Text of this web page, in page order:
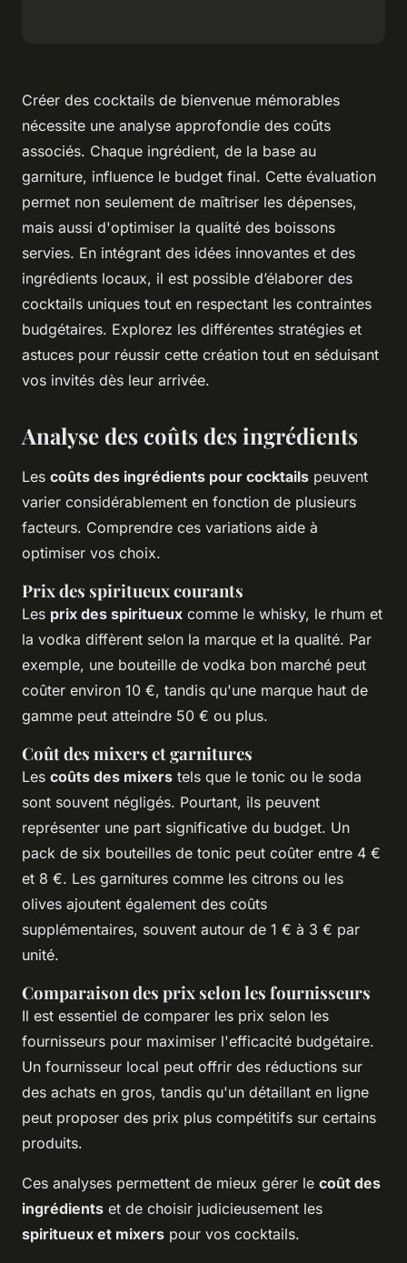
Créer des cocktails de bienvenue mémorables
nécessite une analyse approfondie des coûts
associés. Chaque ingrédient, de la base au
garniture, influence le budget final. Cette évaluation
permet non seulement de maîtriser les dépenses,
mais aussi d'optimiser la qualité des boissons
servies. En intégrant des idées innovantes et des
ingrédients locaux, il est possible d’élaborer des
cocktails uniques tout en respectant les contraintes
budgétaires. Explorez les différentes stratégies et
astuces pour réussir cette création tout en séduisant
vos invités dès leur arrivée.
Analyse des coûts des ingrédients
Les coûts des ingrédients pour cocktails peuvent
varier considérablement en fonction de plusieurs
facteurs. Comprendre ces variations aide à
optimiser vos choix.
Prix des spiritueux courants
Les prix des spiritueux comme le whisky, le rhum et
la vodka diffèrent selon la marque et la qualité. Par
exemple, une bouteille de vodka bon marché peut
coûter environ 10 €, tandis qu'une marque haut de
gamme peut atteindre 50 € ou plus.
Coût des mixers et garnitures
Les coûts des mixers tels que le tonic ou le soda
sont souvent négligés. Pourtant, ils peuvent
représenter une part significative du budget. Un
pack de six bouteilles de tonic peut coûter entre 4 €
et 8 €. Les garnitures comme les citrons ou les
olives ajoutent également des coûts
supplémentaires, souvent autour de 1 € à 3 € par
unité.
Comparaison des prix selon les fournisseurs
Il est essentiel de comparer les prix selon les
fournisseurs pour maximiser l'efficacité budgétaire.
Un fournisseur local peut offrir des réductions sur
des achats en gros, tandis qu'un détaillant en ligne
peut proposer des prix plus compétitifs sur certains
produits.
Ces analyses permettent de mieux gérer le coût des
ingrédients et de choisir judicieusement les
spiritueux et mixers pour vos cocktails.